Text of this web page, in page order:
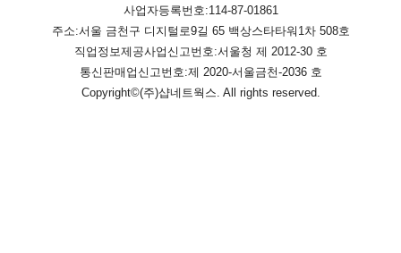
사업자등록번호:114-87-01861
주소:서울 금천구 디지털로9길 65 백상스타타워1차 508호
직업정보제공사업신고번호:서울청 제 2012-30 호
통신판매업신고번호:제 2020-서울금천-2036 호
Copyright©(주)샵네트웍스 . All rights reserved.